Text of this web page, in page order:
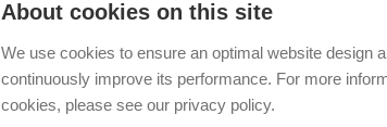
Das TIR-
About cookies on this site
We use cookies to ensure an optimal website design
continuously improve its performance. For more
cookies, please see our privacy policy.